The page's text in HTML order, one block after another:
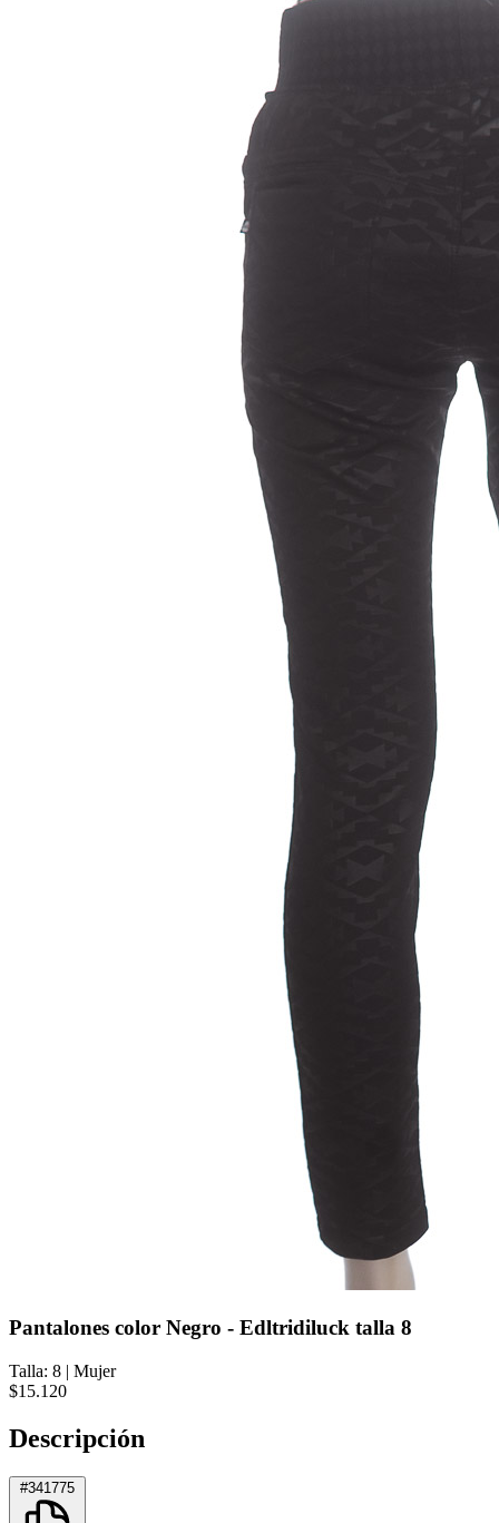
Pantalones color Negro - Edltridiluck talla 8
Talla: 8 | Mujer
$15.120
Descripción
#341775